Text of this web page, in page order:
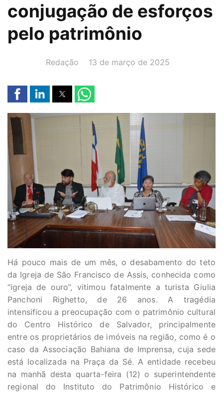
conjugação de esforços
pelo patrimônio
AUTOR(A):
Redação DATA:
13 de março de 2025
Há pouco mais de um mês, o desabamento do teto
da Igreja de São Francisco de Assis, conhecida como
“igreja de ouro”, vitimou fatalmente a turista Giulia
Panchoni Righetto, de 26 anos. A tragédia
intensificou a preocupação com o patrimônio cultural
do Centro Histórico de Salvador, principalmente
entre os proprietários de imóveis na região, como é o
caso da Associação Bahiana de Imprensa, cuja sede
está localizada na Praça da Sé. A entidade recebeu
na manhã desta quarta-feira (12) o superintendente
regional do Instituto do Patrimônio Histórico e